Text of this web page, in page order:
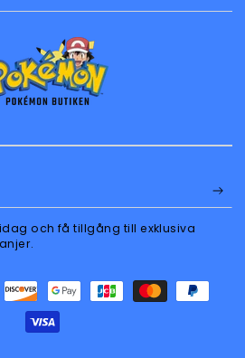
och få tillgång till exklusiva